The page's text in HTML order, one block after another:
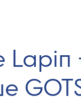
Lapin